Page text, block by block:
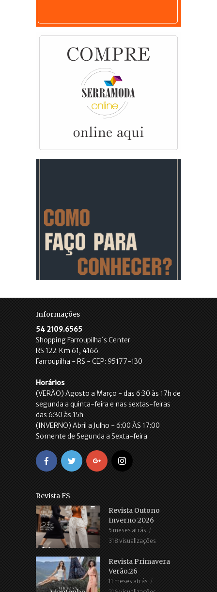
Informações
54 2109.6565
Shopping Farroupilha´s Center
RS 122. Km 61, 4166.
Farroupilha - RS - CEP: 95177-130
Horários
(VERÃO) Agosto a Março - das 6:30 às 17h de
segunda a quinta-feira e nas sextas-feiras
das 6:30 às 15h
(INVERNO) Abril a Julho - 6:00 ÀS 17:00
Somente de Segunda a Sexta-feira
Revista FS
Revista Outono
Inverno 2026
5 meses atrás
318 visualizações
Revista Primavera
Verão.26
11 meses atrás